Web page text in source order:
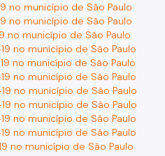
no município de São Paulo
no município de São Paulo
no município de São Paulo
no município de São Paulo
no município de São Paulo
no município de São Paulo
no município de São Paulo
no município de São Paulo
no município de São Paulo
no município de São Paulo
no município de São Paulo